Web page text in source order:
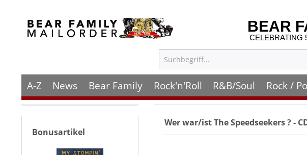
BEAR
CELEBRATING
A-Z News Bear Family Rock'n'Roll R&B/Soul Rock /
Bonusartikel
Wer war/istThe Speedseekers? -